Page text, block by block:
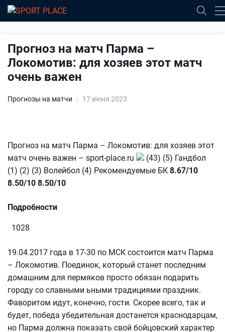
Прогноз на матч Парма –
Локомотив: для хозяев этот матч
очень важен
Прогнозы на матчи 17 июня 2023
Прогноз на матч Парма – Локомотив: для хозяев этот
матч очень важен – sport-place.ru
(43) (5) Гандбол
(1) (2) (3) Волейбол (4) Рекомендуемые БК 8.67/10
8.50/10 8.50/10
Подробности
1028
19.04.2017 года в 17-30 по МСК состоится матч Парма
– Локомотив. Поединок, который станет последним
домашним для пермяков просто обязан подарить
городу со славными ьными традициями праздник.
Фаворитом идут, конечно, гости. Скорее всего, так и
будет, победа убедительная достанется краснодарцам,
но Парма должна показать свой бойцовский характер